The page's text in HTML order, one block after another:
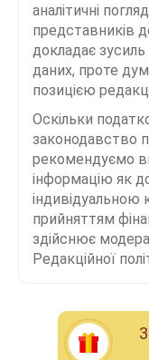
аналітичні
представників
докладає зусиль
даних, проте
позицією
Оскільки
законодавство
рекомендуємо
інформацію як
індивідуальною
прийняттям
здійснює
Редакційної